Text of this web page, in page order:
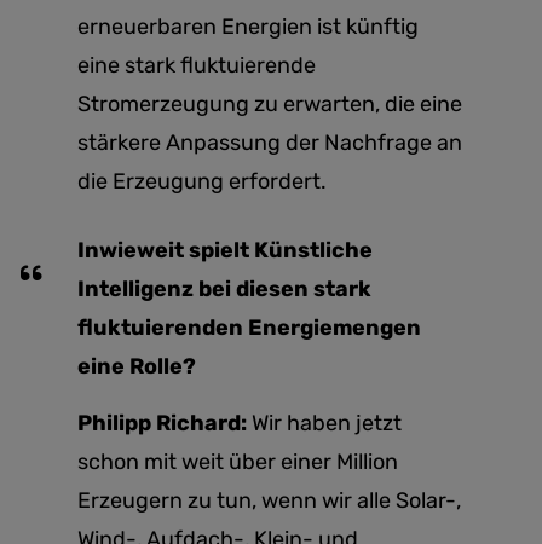
erneuerbaren Energien ist künftig
eine stark fluktuierende
Stromerzeugung zu erwarten, die eine
stärkere Anpassung der Nachfrage an
die Erzeugung erfordert.
Inwieweit spielt Künstliche
Intelligenz bei diesen stark
fluktuierenden Energiemengen
eine Rolle?
Philipp Richard: Wir haben jetzt
schon mit weit über einer Million
Erzeugern zu tun, wenn wir alle Solar-,